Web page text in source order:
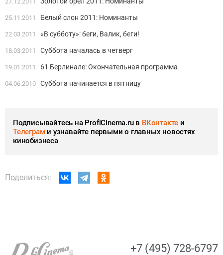
25.11.2011 Белый слон 2011: Номинанты
22.03.2011 «В субботу»: беги, Валик, беги!
18.03.2011 Суббота началась в четверг
19.01.2011 61 Берлинале: Окончательная программа
04.06.2010 Суббота начинается в пятницу
Подписывайтесь на ProfiCinema.ru в ВКонтакте и
Телеграми узнавайте первыми о главных новостях
кинобизнеса
Поделиться:
+7 (495) 728-6797